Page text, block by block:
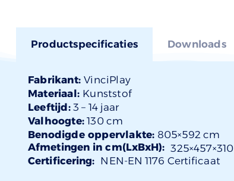
Productspecificaties Downloads
Fabrikant:VinciPlay
Materiaal: Kunststof
Leeftijd:3 – 14 jaar
Valhoogte: 130 cm
Benodigde oppervlakte: 805×592 cm
Afmetingen in cm(LxBxH): 325×457×310
Certificering: NEN-EN 1176 Certificaat